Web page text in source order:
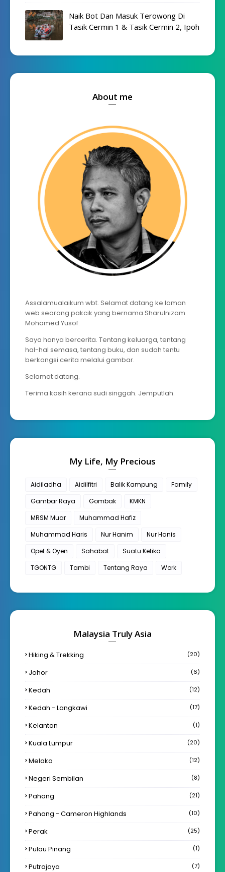
Naik Bot Dan Masuk Terowong Di
Tasik Cermin 1 & Tasik Cermin 2, Ipoh
About me
Assalamualaikum wbt. Selamat datang ke laman
web seorang pakcik yang bernama Sharulnizam
Mohamed Yusof.
Saya hanya bercerita. Tentang keluarga, tentang
hal-hal semasa, tentang buku, dan sudah tentu
berkongsi cerita melalui gambar.
Selamat datang.
Terima kasih kerana sudi singgah. Jemputlah.
My Life, My Precious
Aidiladha Aidilfitri Balik Kampung
Family
Gambar Raya
Gombak
KMKN
MRSM Muar
Muhammad Hafiz
Muhammad Haris
Nur Hanim
Nur Hanis
Opet & Oyen
Sahabat
Suatu Ketika
TGONTG
Tambi Tentang Raya Work
Malaysia Truly Asia
Hiking & Trekking (20)
Johor (6)
Kedah (12)
Kedah - Langkawi (17)
Kelantan (1)
Kuala Lumpur (20)
Melaka (12)
Negeri Sembilan (8)
Pahang (21)
Pahang - Cameron Highlands (10)
Perak (25)
Pulau Pinang (1)
Putrajaya (7)